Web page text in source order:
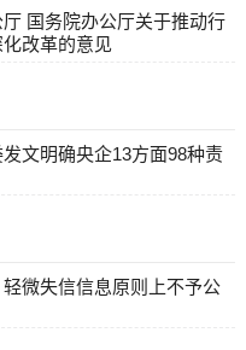
国务院办公厅关于推动行
改革的意见
文明确央企13方面98种责
微失信信息原则上不予公